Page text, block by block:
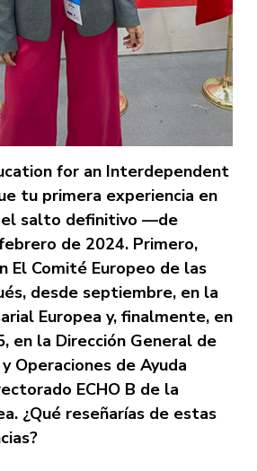
for an Interdependent
tu primera experiencia en
el salto definitivo —de
de 2024. Primero,
El Comité Europeo de las
desde septiembre, en la
Europea y, finalmente, en
en la Dirección General de
Operaciones de Ayuda
ECHO B de la
¿Qué reseñarías de estas